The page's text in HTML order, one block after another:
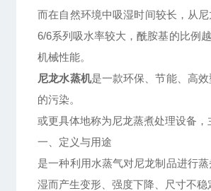
而在自然环境中吸湿时间较长，从
6/6系列吸水率较大，酰胺基的比例
机械性能。
尼龙水蒸机是一款环保、节能、高
的污染。
或更具体地称为尼龙蒸煮处理设备
一、定义与用途
是一种利用水蒸气对尼龙制品进行
湿而产生变形、强度下降、尺寸不